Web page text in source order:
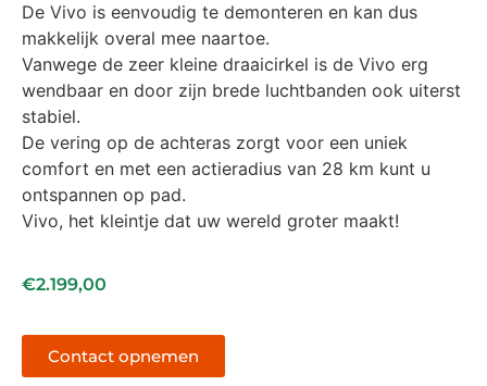
De Vivo is eenvoudig te demonteren en kan dus
makkelijk overal mee naartoe.
Vanwege de zeer kleine draaicirkel is de Vivo erg
wendbaar en door zijn brede luchtbanden ook uiterst
stabiel.
De vering op de achteras zorgt voor een uniek
comfort en met een actieradius van 28 km kunt u
ontspannen op pad.
Vivo, het kleintje dat uw wereld groter maakt!
€2.199,00
Contact opnemen